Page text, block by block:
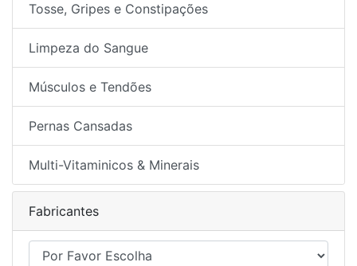
Tosse, Gripes e Constipações
Limpeza do Sangue
Músculos e Tendões
Pernas Cansadas
Multi-Vitaminicos & Minerais
Fabricantes